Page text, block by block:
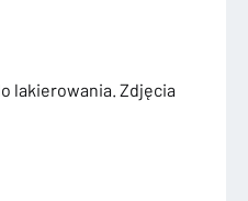
lakierowania. Zdjęcia